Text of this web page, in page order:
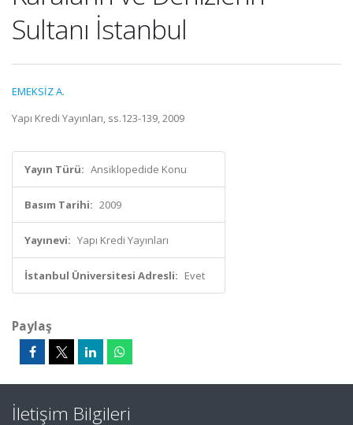
Sultanı İstanbul
EMEKSİZ A.
Yapı Kredi Yayınları, ss.123-139, 2009
Yayın Türü: Ansiklopedide Konu
Basım Tarihi: 2009
Yayınevi: Yapı Kredi Yayınları
İstanbul Üniversitesi Adresli: Evet
Paylaş
İletişim Bilgileri